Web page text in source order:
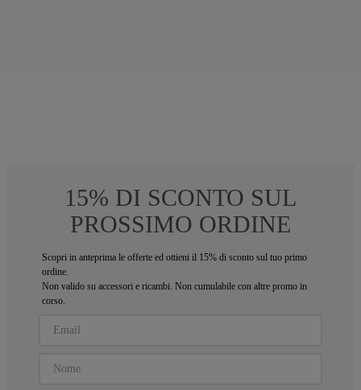
15% DI SCONTO SUL
PROSSIMO ORDINE
Scopri in anteprima le offerte ed ottieni il 15% di sconto sul tuo primo
ordine.
Non valido su accessori e ricambi. Non cumulabile con altre promo in
corso.